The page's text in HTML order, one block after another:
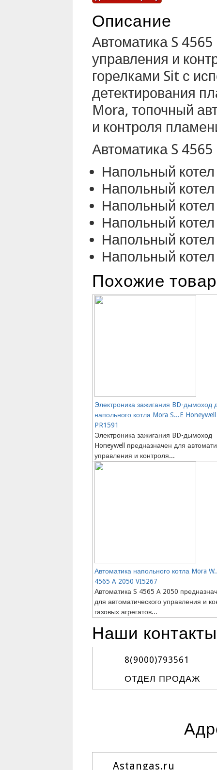
Описание
Автоматика S
управления и
горелками Sit с
детектирования
Mora, топочный
и контроля
Автоматика S
Напольный
Напольный
Напольный
Напольный
Напольный
Напольный
Похожие
Электроника зажигания BD-дымоход
напольного котла Mora S...E Honeywell
PR1591
Электроника зажигания BD-дымоход
Honeywell предназначен для
управления и контроля...
Автоматика напольного котла Mora
4565 A 2050 VI5267
Автоматика S 4565 A 2050
для автоматического управления и
газовых агрегатов...
Наши контакты
8(9000)793561
ОТДЕЛ ПРОДАЖ
Astangas.ru